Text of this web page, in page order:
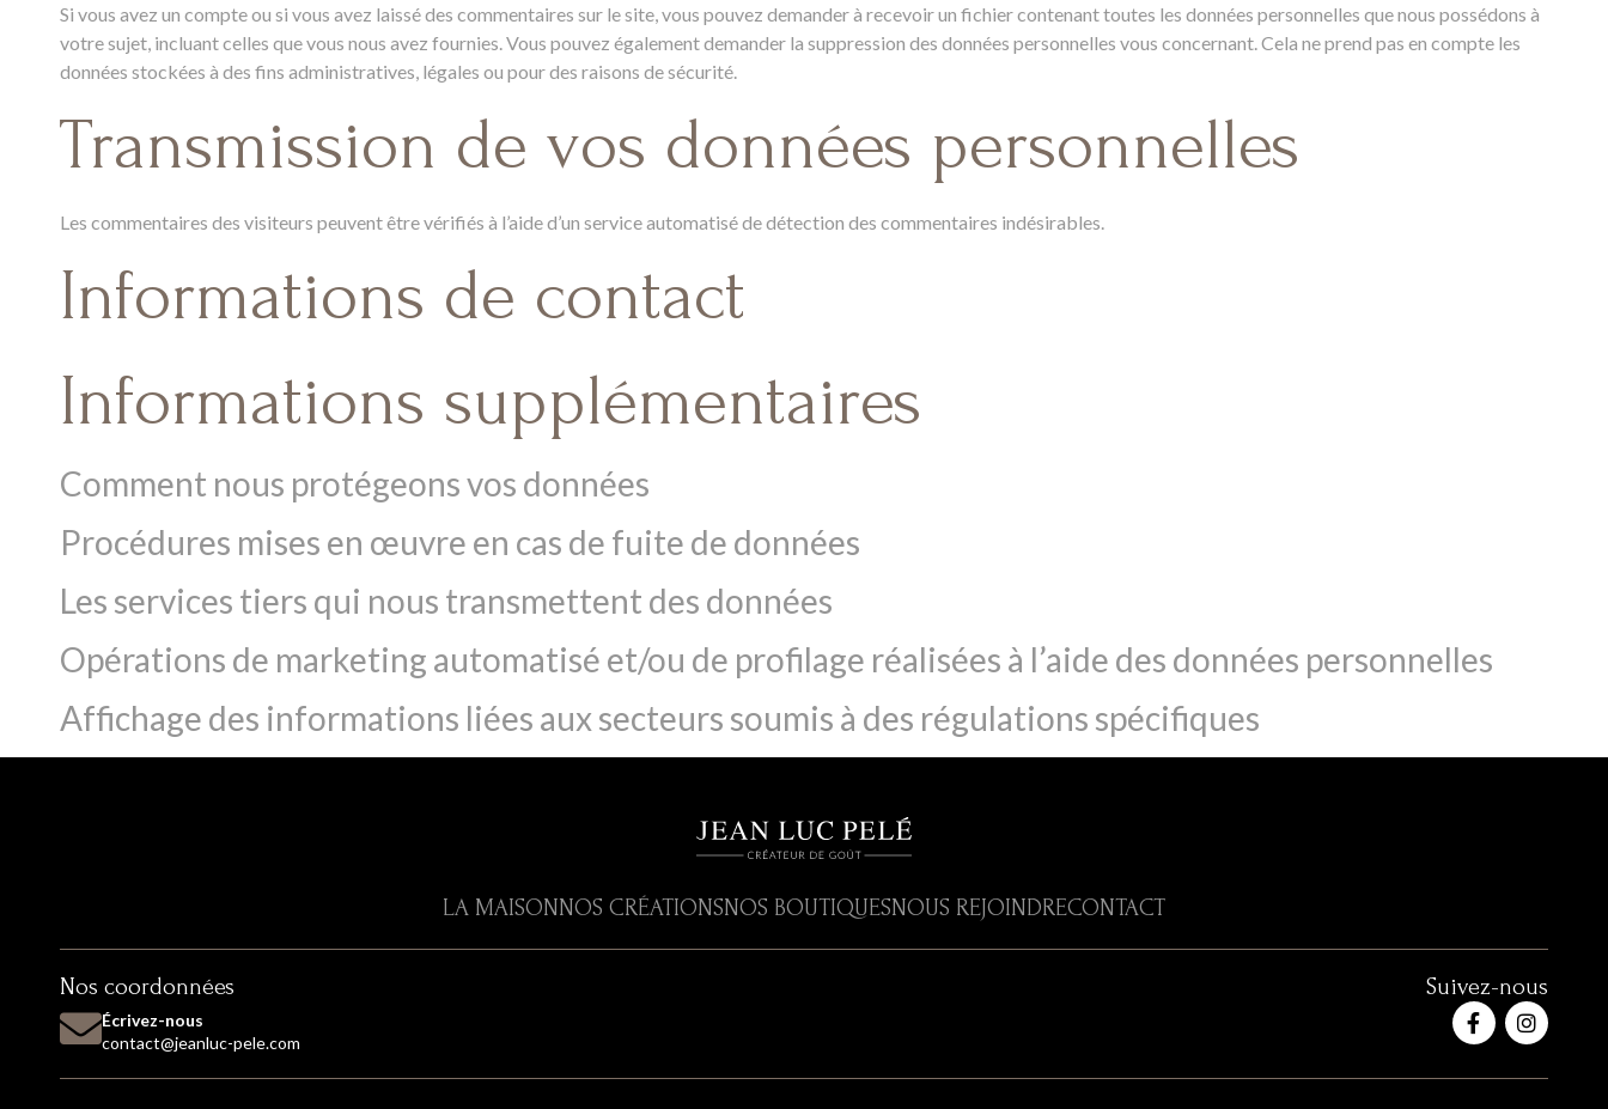
Si vous avez un compte ou si vous avez laissé des commentaires sur le site, vous pouvez demander à recevoir un fichier contenant toutes les données personnelles que nous possédons à
votre sujet, incluant celles que vous nous avez fournies. Vous pouvez également demander la suppression des données personnelles vous concernant. Cela ne prend pas en compte les
données stockées à des fins administratives, légales ou pour des raisons de sécurité.
Transmission de vos données personnelles
Les commentaires des visiteurs peuvent être vérifiés à l’aide d’un service automatisé de détection des commentaires indésirables.
Informations de contact
Informations supplémentaires
Comment nous protégeons vos données
Procédures mises en œuvre en cas de fuite de données
Les services tiers qui nous transmettent des données
Opérations de marketing automatisé et/ou de profilage réalisées à l’aide des données personnelles
Affichage des informations liées aux secteurs soumis à des régulations spécifiques
LA MAISONNOS CRÉATIONSNOS BOUTIQUESNOUS REJOINDRECONTACT
Nos coordonnées
Écrivez-nous
contact@jeanluc-pele.com
Suivez-nous